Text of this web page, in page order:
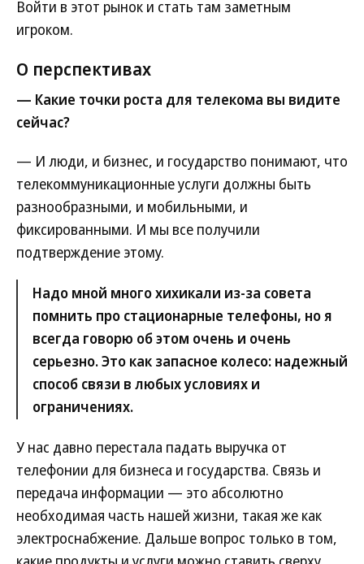
Войти в этот рынок и стать там заметным
игроком.
О перспективах
— Какие точки роста для телекома вы видите
сейчас?
— И люди, и бизнес, и государство понимают, что
телекоммуникационные услуги должны быть
разнообразными, и мобильными, и
фиксированными. И мы все получили
подтверждение этому.
Надо мной много хихикали из-за совета
помнить про стационарные телефоны, но я
всегда говорю об этом очень и очень
серьезно. Это как запасное колесо: надежный
способ связи в любых условиях и
ограничениях.
У нас давно перестала падать выручка от
телефонии для бизнеса и государства. Связь и
передача информации — это абсолютно
необходимая часть нашей жизни, такая же как
электроснабжение. Дальше вопрос только в том,